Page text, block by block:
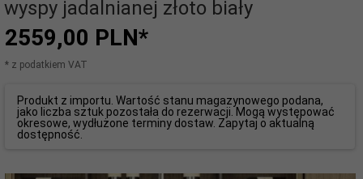
wyspy jadalnianej złoto biały
2559,00 PLN*
* z podatkiem VAT
Produkt z importu. Wartość stanu magazynowego podana,
jako liczba sztuk pozostała do rezerwacji. Mogą występować
okresowe, wydłużone terminy dostaw. Zapytaj o aktualną
dostępność.